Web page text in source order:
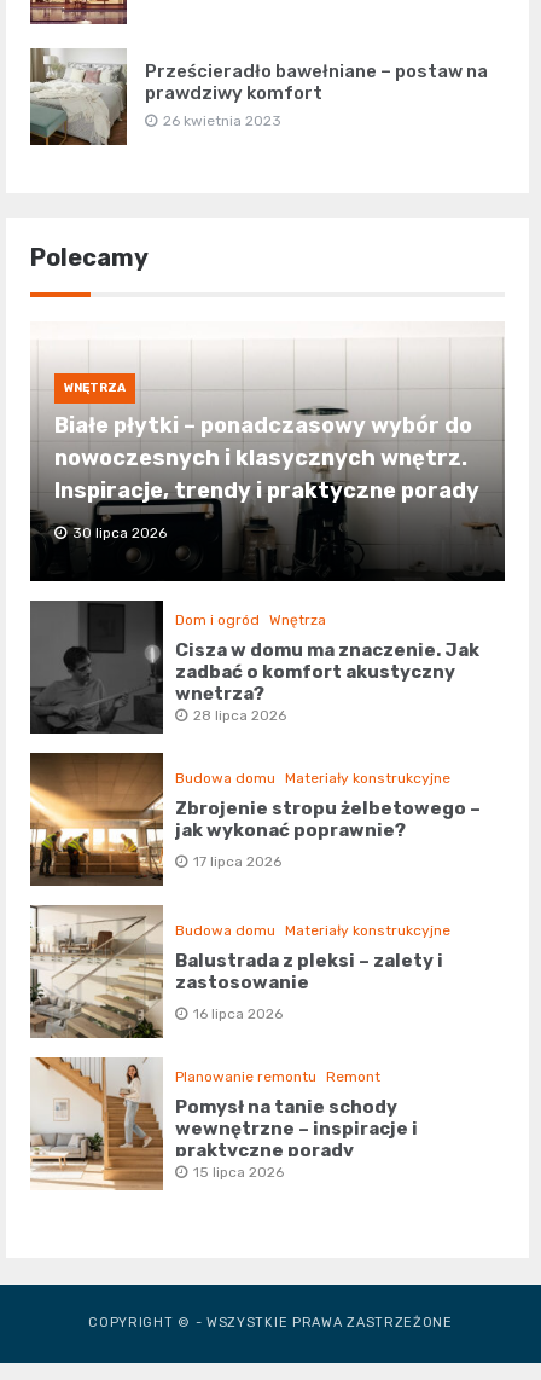
Prześcieradło bawełniane – postaw na
prawdziwy komfort
26 kwietnia 2023
Polecamy
WNĘTRZA
Białe płytki – ponadczasowy wybór do
nowoczesnych i klasycznych wnętrz.
Inspiracje, trendy i praktyczne porady
30 lipca 2026
Dom i ogród Wnętrza
Cisza w domu ma znaczenie. Jak
zadbać o komfort akustyczny
wnętrza?
28 lipca 2026
Budowa domu Materiały konstrukcyjne
Zbrojenie stropu żelbetowego –
jak wykonać poprawnie?
17 lipca 2026
Budowa domu Materiały konstrukcyjne
Balustrada z pleksi – zalety i
zastosowanie
16 lipca 2026
Planowanie remontu Remont
Pomysł na tanie schody
wewnętrzne – inspiracje i
praktyczne porady
15 lipca 2026
COPYRIGHT © - WSZYSTKIE PRAWA ZASTRZEŻONE